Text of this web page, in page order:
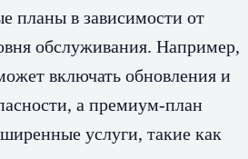
планы в зависимости от
обслуживания. Например,
включать обновления и
а премиум-план
услуги, такие как